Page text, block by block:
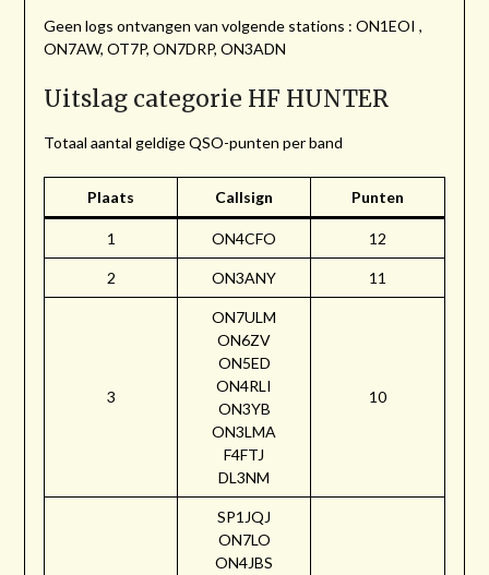
Geen logs ontvangen van volgende stations : ON1EOI ,
ON7AW, OT7P, ON7DRP, ON3ADN
Uitslag categorie HF HUNTER
Totaal aantal geldige QSO-punten per band
Plaats Callsign Punten
1 ON4CFO 12
2 ON3ANY 11
3
ON7ULM
ON6ZV
ON5ED
ON4RLI
ON3YB
ON3LMA
F4FTJ
DL3NM
10
SP1JQJ
ON7LO
ON4JBS